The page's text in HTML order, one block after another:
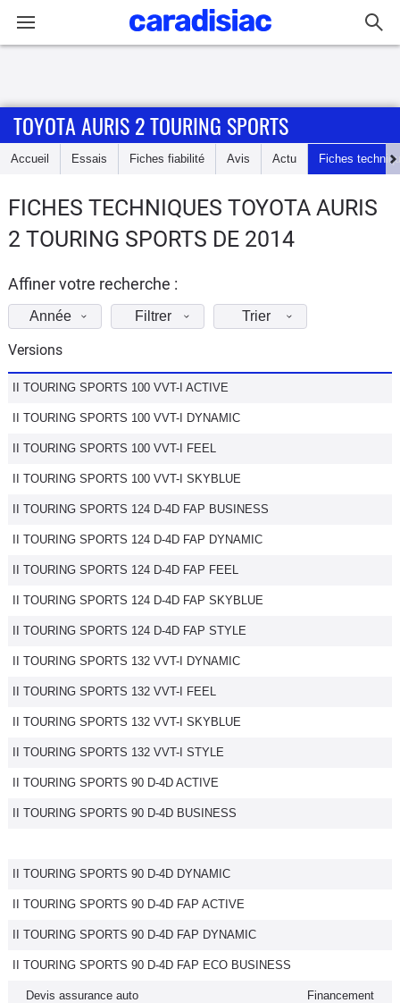
Accueil
Essais
d'achat
Electriques
Utilitaires
Flottes
Auto
Services
Forum
Marques
TOYOTA AURIS 2 TOURING SPORTS
Accueil Essais Fiches fiabilité Avis Actu Fiches
FICHES TECHNIQUES TOYOTA AURIS
2 TOURING SPORTS DE 2014
Affiner votre recherche :
Année Filtrer Trier
Versions
II TOURING SPORTS 100 VVT-I ACTIVE
II TOURING SPORTS 100 VVT-I DYNAMIC
II TOURING SPORTS 100 VVT-I FEEL
II TOURING SPORTS 100 VVT-I SKYBLUE
II TOURING SPORTS 124 D-4D FAP BUSINESS
II TOURING SPORTS 124 D-4D FAP DYNAMIC
II TOURING SPORTS 124 D-4D FAP FEEL
II TOURING SPORTS 124 D-4D FAP SKYBLUE
II TOURING SPORTS 124 D-4D FAP STYLE
II TOURING SPORTS 132 VVT-I DYNAMIC
II TOURING SPORTS 132 VVT-I FEEL
II TOURING SPORTS 132 VVT-I SKYBLUE
II TOURING SPORTS 132 VVT-I STYLE
II TOURING SPORTS 90 D-4D ACTIVE
II TOURING SPORTS 90 D-4D BUSINESS
II TOURING SPORTS 90 D-4D DYNAMIC
II TOURING SPORTS 90 D-4D FAP ACTIVE
II TOURING SPORTS 90 D-4D FAP DYNAMIC
II TOURING SPORTS 90 D-4D FAP ECO BUSINESS
Devis assurance auto Financement